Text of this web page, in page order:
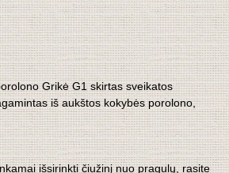
Grikė G1 skirtas sveikatos
iš aukštos kokybės porolono,
išsirinkti čiužinį nuo pragulų, rasite